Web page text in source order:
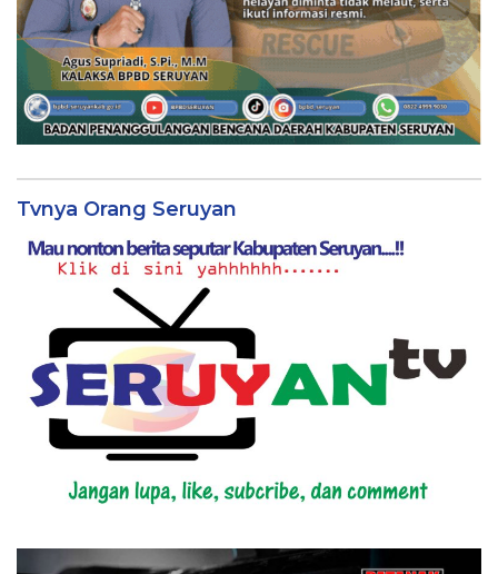
Tvnya Orang Seruyan